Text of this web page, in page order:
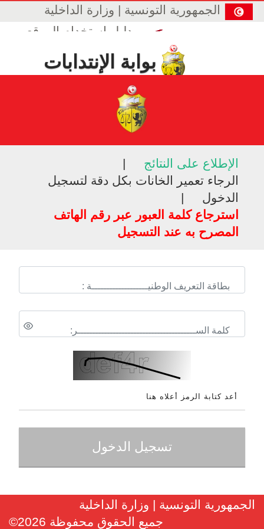
الجمهورية التونسية | وزارة الداخلية
دليل إستخدام الموقع
بوابة الإنتدابات
الأسلاك المشتركة من غير قوات الأمن الداخلي
الإطلاع على النتائج
|
الرجاء تعمير الخانات بكل دقة لتسجيل
الدخول
|
استرجاع كلمة العبور عبر رقم الهاتف
المصرح به عند التسجيل
بطاقة التعريف الوطنيـــــــــــــــــــة :
كلمة الســــــــــــــــــــــــــــــــــــــــر:
الجمهورية التونسية | وزارة الداخلية
جميع الحقوق محفوظة 2026
©